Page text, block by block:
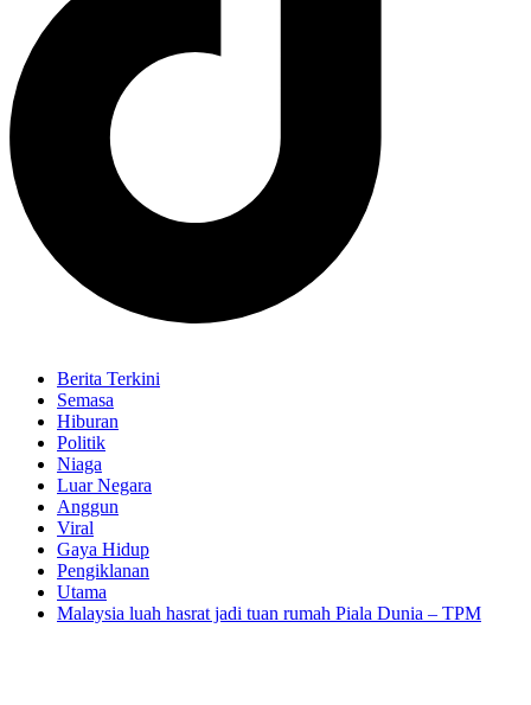
Berita Terkini
Semasa
Hiburan
Politik
Niaga
Luar Negara
Anggun
Viral
Gaya Hidup
Pengiklanan
Utama
Malaysia luah hasrat jadi tuan rumah Piala Dunia – TPM